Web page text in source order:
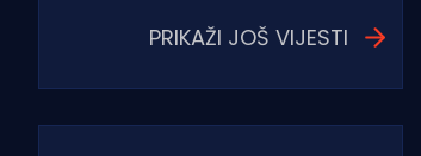
PRIKAŽI JOŠ VIJESTI